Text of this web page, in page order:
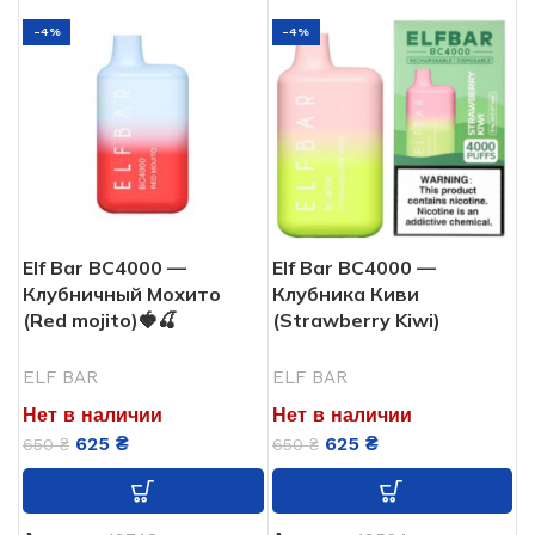
ОБЪЁМ ЖИДКОСТИ
ВКУСЫ Вишня,
Клубника
БРЕНД ELF BAR
НИКОТИНА 5%
ЗАТЯЖЕК 5000
АКУМУЛЯТОР
ТИП POD СИСТЕМЫ
USB ЗАРЯДКА
13.5 мл
-4%
Elf Bar BC4000 —
Клубничный Мохито
(Red mojito)🍓🍒
ELF BAR
Нет в наличии
650₴ 625 ₴
-4%
Elf Bar BC4000 —
Клубника Киви
(Strawberry Kiwi)
ELF BAR
Нет в наличии
650₴ 625 ₴